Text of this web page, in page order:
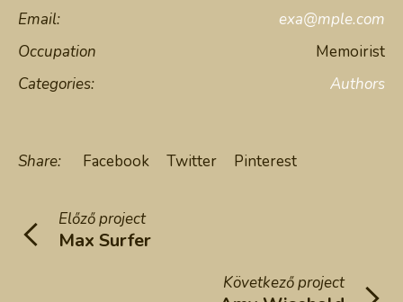
Email:
exa@mple.com
Occupation
Memoirist
Categories:
Authors
Share: Facebook Twitter Pinterest
Előzőproject
Max Surfer
Következőproject